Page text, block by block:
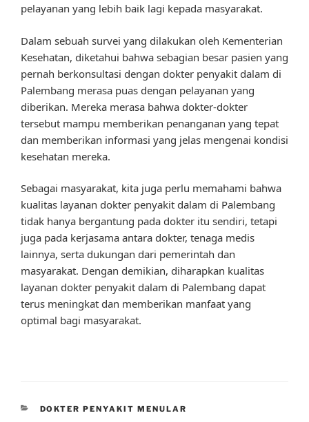
pelayanan yang lebih baik lagi kepada masyarakat.
Dalam sebuah survei yang dilakukan oleh Kementerian
Kesehatan, diketahui bahwa sebagian besar pasien yang
pernah berkonsultasi dengan dokter penyakit dalam di
Palembang merasa puas dengan pelayanan yang
diberikan. Mereka merasa bahwa dokter-dokter
tersebut mampu memberikan penanganan yang tepat
dan memberikan informasi yang jelas mengenai kondisi
kesehatan mereka.
Sebagai masyarakat, kita juga perlu memahami bahwa
kualitas layanan dokter penyakit dalam di Palembang
tidak hanya bergantung pada dokter itu sendiri, tetapi
juga pada kerjasama antara dokter, tenaga medis
lainnya, serta dukungan dari pemerintah dan
masyarakat. Dengan demikian, diharapkan kualitas
layanan dokter penyakit dalam di Palembang dapat
terus meningkat dan memberikan manfaat yang
optimal bagi masyarakat.
CATEGORIES
DOKTER PENYAKIT MENULAR